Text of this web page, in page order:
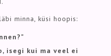
minna, küsi hoopis:
isegi kui ma veel ei